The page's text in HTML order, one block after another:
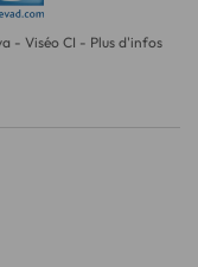
- Viséo CI - Plus d'infos